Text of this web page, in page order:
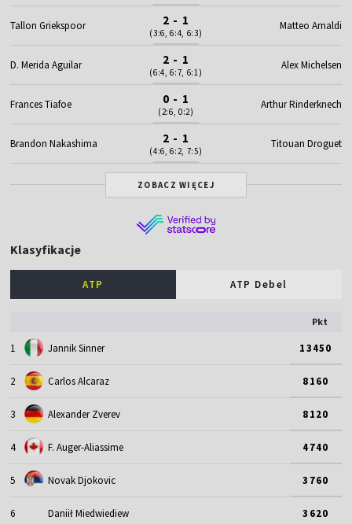
Tallon Griekspoor 2 - 1
(3:6, 6:4, 6:3)
Matteo Arnaldi
D. Merida Aguilar 2 - 1
(6:4, 6:7, 6:1)
Alex Michelsen
Frances Tiafoe 0 - 1
(2:6, 0:2)
Arthur Rinderknech
Brandon Nakashima 2 - 1
(4:6, 6:2, 7:5)
Titouan Droguet
ZOBACZ WIĘCEJ
Klasyfikacje
ATP ATP Debel
Pkt
1 Jannik Sinner 13450
2 Carlos Alcaraz 8160
3 Alexander Zverev 8120
4 F. Auger-Aliassime 4740
5 Novak Djokovic 3760
6 Daniił Miedwiediew 3620